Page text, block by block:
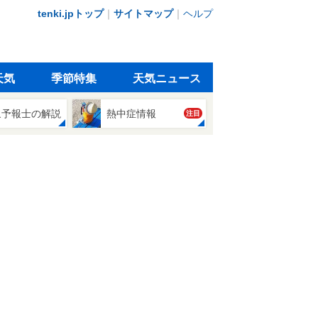
tenki.jpトップ｜ サイトマップ｜ ヘルプ
気 季節特集 天気ニュース
報士の解説 熱中症情報 注目